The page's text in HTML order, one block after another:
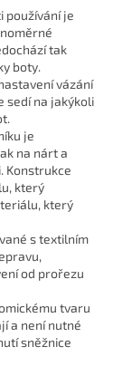
používání je
tak
boty.
vázání
sedí na jakýkoli
je
na nárt a
Konstrukce
který
který
s textilním
od prořezu
tvaru
a není nutné
sněžnice